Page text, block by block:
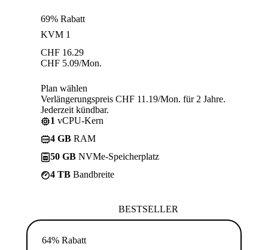
69% Rabatt
KVM 1
CHF 16.29
CHF 5.09/Mon.
Plan wählen
Verlängerungspreis CHF 11.19/Mon. für 2 Jahre.
Jederzeit kündbar.
1 vCPU-Kern
4 GB RAM
50 GB NVMe-Speicherplatz
4 TB Bandbreite
BESTSELLER
64% Rabatt